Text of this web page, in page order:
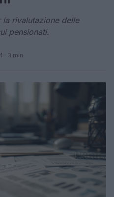
rivalutazione delle
pensionati.
· 3 min